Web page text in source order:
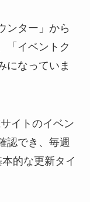
ンター」から
「イベントク
になっていま
イトのイベン
認でき、毎週
的な更新タイ